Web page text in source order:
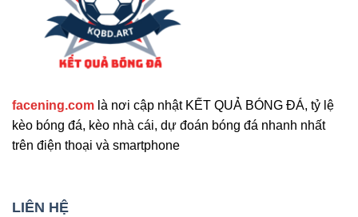
Ngoài các tính năng chính, trang web còn cung
cấp nhiều công cụ hỗ trợ khác. Những tính năng
mở rộng nổi bật mà bạn không nên bỏ qua. Chúng
facening.com là nơi cập nhật KẾT QUẢ BÓNG ĐÁ, tỷ lệ
kèo bóng đá, kèo nhà cái, dự đoán bóng đá nhanh nhất
trên điện thoại và smartphone
LIÊN HỆ